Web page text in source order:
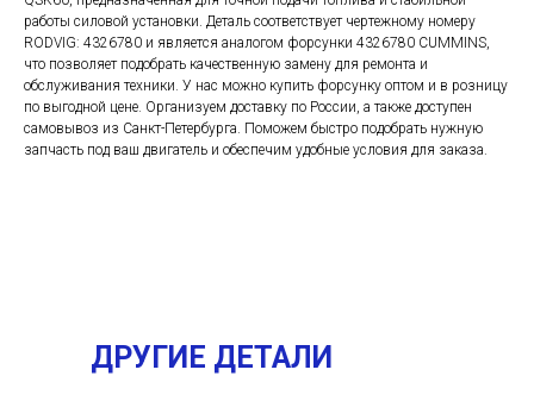
работы силовой установки. Деталь соответствует чертежному номеру
RODVIG: 4326780 и является аналогом форсунки 4326780 CUMMINS,
что позволяет подобрать качественную замену для ремонта и
обслуживания техники. У нас можно купить форсунку оптом и в розницу
по выгодной цене. Организуем доставку по России, а также доступен
самовывоз из Санкт-Петербурга. Поможем быстро подобрать нужную
запчасть под ваш двигатель и обеспечим удобные условия для заказа.
ДРУГИЕ ДЕТАЛИ